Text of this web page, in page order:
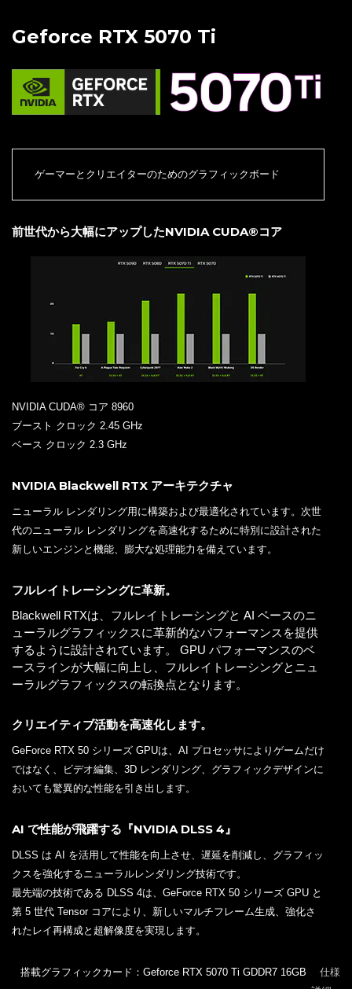
Geforce RTX 5070 Ti
ゲーマーとクリエイターのためのグラフィックボード
前世代から大幅にアップしたNVIDIA CUDA®コア
NVIDIA CUDA® コア 8960
ブースト クロック 2.45 GHz
ベース クロック 2.3 GHz
NVIDIA Blackwell RTX アーキテクチャ
ニューラル レンダリング用に構築および最適化されています。次世
代のニューラル レンダリングを高速化するために特別に設計された
新しいエンジンと機能、膨大な処理能力を備えています。
フルレイトレーシングに革新。
Blackwell RTXは、フルレイトレーシングと AI ベースのニ
ューラルグラフィックスに革新的なパフォーマンスを提供
するように設計されています。 GPU パフォーマンスのベ
ースラインが大幅に向上し、フルレイトレーシングとニュ
ーラルグラフィックスの転換点となります。
クリエイティブ活動を高速化します。
GeForce RTX 50 シリーズ GPUは、AI プロセッサによりゲームだけ
ではなく、ビデオ編集、3D レンダリング、グラフィックデザインに
おいても驚異的な性能を引き出します。
AI で性能が飛躍する『NVIDIA DLSS 4』
DLSS は AI を活用して性能を向上させ、遅延を削減し、グラフィッ
クスを強化するニューラルレンダリング技術です。
最先端の技術である DLSS 4は、GeForce RTX 50 シリーズ GPU と
第 5 世代 Tensor コアにより、新しいマルチフレーム生成、強化さ
れたレイ再構成と超解像度を実現します。
搭載グラフィックカード：Geforce RTX 5070 Ti GDDR7 16GB 仕様